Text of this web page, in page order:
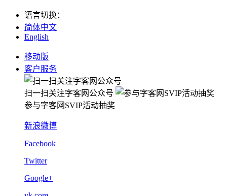
语言切换：
简体中文
English
移动版
客户服务
扫一扫关注字客网公众号
参与字客网SVIP活动抽奖
新浪微博
Facebook
Twitter
Google+